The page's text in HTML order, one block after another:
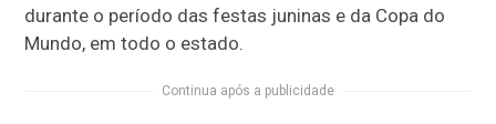
durante o período das festas juninas e da Copa do
Mundo, em todo o estado.
Continua após a publicidade